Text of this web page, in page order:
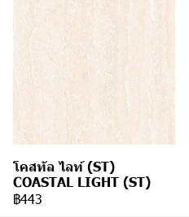
โคสทัล ไลท์ (ST)
COASTAL LIGHT (ST)
฿443